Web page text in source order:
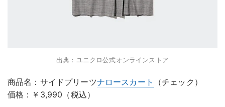
出典：ユニクロ公式オンラインストア
商品名：サイドプリーツナロースカート
（チェック）
価格：￥3,990（税込）